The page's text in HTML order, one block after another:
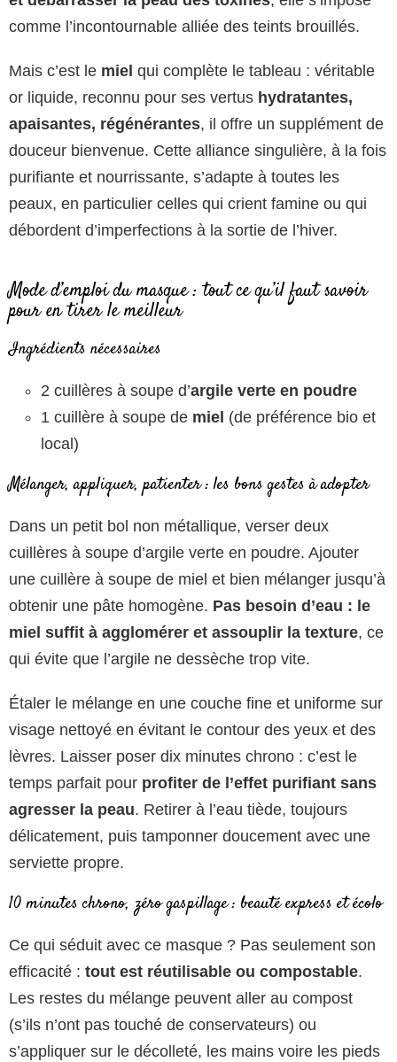
comme l’incontournable alliée des teints brouillés.
Mais c’est le miel qui complète le tableau : véritable
or liquide, reconnu pour ses vertus hydratantes,
apaisantes, régénérantes, il offre un supplément de
douceur bienvenue. Cette alliance singulière, à la fois
purifiante et nourrissante, s’adapte à toutes les
peaux, en particulier celles qui crient famine ou qui
débordent d’imperfections à la sortie de l’hiver.
Mode d’emploi du masque : tout ce qu’il faut savoir
pour en tirer le meilleur
Ingrédients nécessaires
2 cuillères à soupe d’argile verte en poudre
1 cuillère à soupe de miel (de préférence bio et
local)
Mélanger, appliquer, patienter : les bons gestes à adopter
Dans un petit bol non métallique, verser deux
cuillères à soupe d’argile verte en poudre. Ajouter
une cuillère à soupe de miel et bien mélanger jusqu’à
obtenir une pâte homogène. Pas besoin d’eau : le
miel suffit à agglomérer et assouplir la texture, ce
qui évite que l’argile ne dessèche trop vite.
Étaler le mélange en une couche fine et uniforme sur
visage nettoyé en évitant le contour des yeux et des
lèvres. Laisser poser dix minutes chrono : c’est le
temps parfait pour profiter de l’effet purifiant sans
agresser la peau. Retirer à l’eau tiède, toujours
délicatement, puis tamponner doucement avec une
serviette propre.
10 minutes chrono, zéro gaspillage : beauté express et écolo
Ce qui séduit avec ce masque ? Pas seulement son
efficacité : tout est réutilisable ou compostable.
Les restes du mélange peuvent aller au compost
(s’ils n’ont pas touché de conservateurs) ou
s’appliquer sur le décolleté, les mains voire les pieds